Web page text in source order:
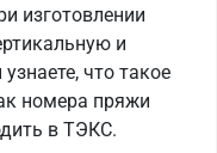
изготовлении
и
что такое
номера пряжи
в ТЭКС.